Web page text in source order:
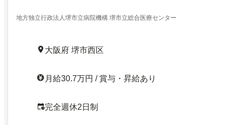
地方独立行政法人堺市立病院機構 堺市立総合医療センター
大阪府 堺市西区
月給30.7万円 / 賞与・昇給あり
完全週休2日制